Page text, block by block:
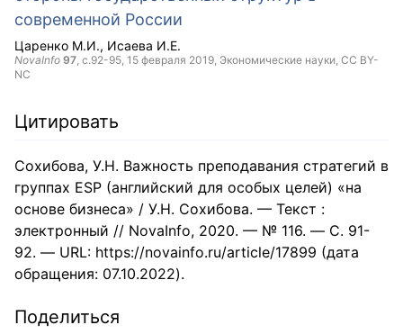
современной России
Царенко М.И. Исаева И.Е.
NovaInfo 97, с.92-95, 15 февраля 2019, Экономические науки, CC BY-
NC
Цитировать
Сохибова, У.Н. Важность преподавания стратегий в
группах ESP (английский для особых целей) «на
основе бизнеса» / У.Н. Сохибова. — Текст :
электронный // NovaInfo, 2020. — № 116. — С. 91-
92. — URL: https://novainfo.ru/article/17899 (дата
обращения: 07.10.2022).
Поделиться